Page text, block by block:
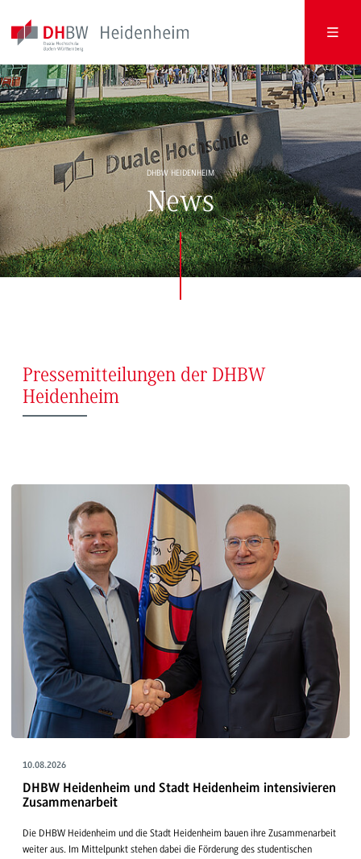
DHBW HEIDENHEIM
News
Pressemitteilungen der DHBW
Heidenheim
10.08.2026
DHBW Heidenheim und Stadt Heidenheim intensivieren
Zusammenarbeit
Die DHBW Heidenheim und die Stadt Heidenheim bauen ihre Zusammenarbeit
weiter aus. Im Mittelpunkt stehen dabei die Förderung des studentischen